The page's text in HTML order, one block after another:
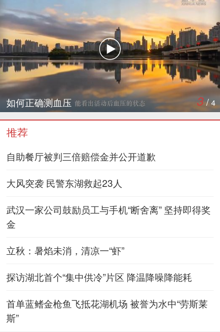
如何正确测血压 3/4
推荐
自助餐厅被判三倍赔偿金并公开道歉
大风突袭 民警东湖救起23人
武汉一家公司鼓励员工与手机“断舍离” 坚持即得奖
金
立秋：暑焰未消，清凉一“虾”
探访湖北首个“集中供冷”片区 降温降噪降能耗
首单蓝鳍金枪鱼飞抵花湖机场 被誉为水中“劳斯莱
斯”